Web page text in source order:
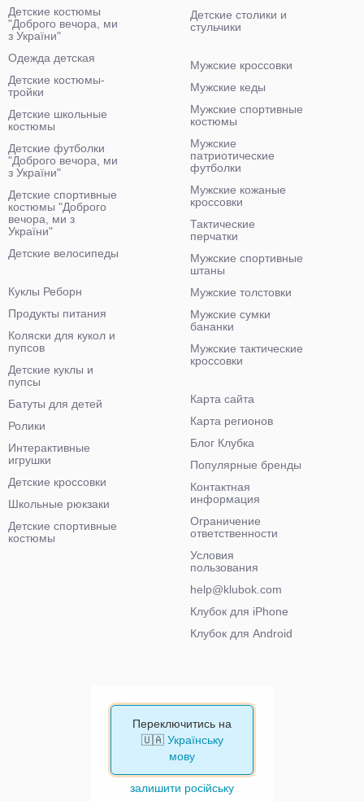
Детские столики и
стульчики
Детские костюмы
"Доброго вечора, ми
з України"
Одежда детская
Детские костюмы-
тройки
Детские школьные
костюмы
Детские футболки
"Доброго вечора, ми
з України"
Детские спортивные
костюмы "Доброго
вечора, ми з
України"
Детские велосипеды
Мужские кроссовки
Мужские кеды
Мужские спортивные
костюмы
Мужские
патриотические
футболки
Мужские кожаные
кроссовки
Тактические
перчатки
Мужские спортивные
штаны
Мужские толстовки
Мужские сумки
бананки
Мужские тактические
кроссовки
Куклы Реборн
Продукты питания
Коляски для кукол и
пупсов
Детские куклы и
пупсы
Батуты для детей
Ролики
Интерактивные
игрушки
Детские кроссовки
Школьные рюкзаки
Детские спортивные
костюмы
Карта сайта
Карта регионов
Блог Клубка
Популярные бренды
Контактная
информация
Ограничение
ответственности
Условия
пользования
help@klubok.com
Клубок для iPhone
Клубок для Android
Переключитись на
🇺🇦 Українську
мову
залишити російську